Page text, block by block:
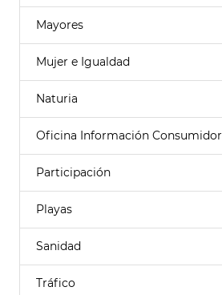
Mayores
Mujer e Igualdad
Naturia
Oficina Información Consumidor
Participación
Playas
Sanidad
Tráfico